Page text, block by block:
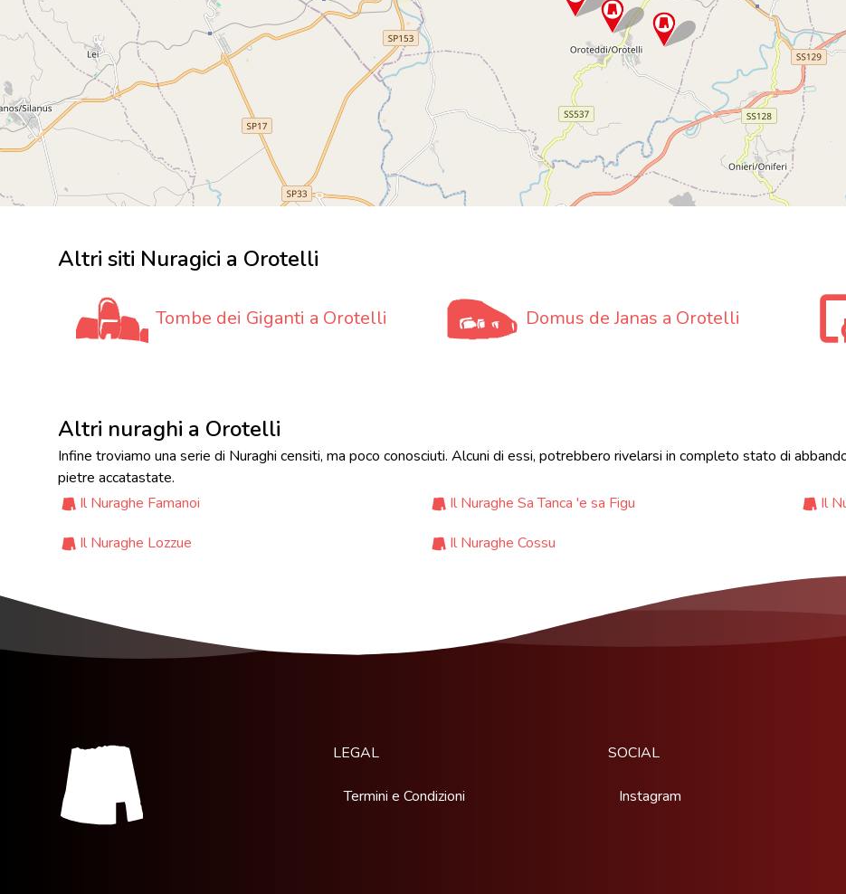
Altri siti Nuragici a Orotelli
Tombe dei Giganti a Orotelli Domus de Janas a Orotelli
Altri nuraghi a Orotelli
Infine troviamo una serie di Nuraghi censiti, ma poco conosciuti. Alcuni di essi, potrebbero rivelarsi in completo stato di
pietre accatastate.
Il Nuraghe Famanoi
Il Nuraghe Sa Tanca 'e sa Figu
Il
Il Nuraghe Lozzue
Il Nuraghe Cossu
LEGAL
Termini e Condizioni
SOCIAL
Instagram